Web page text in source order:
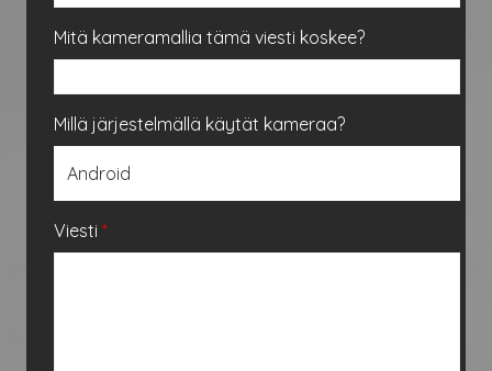
Mitä kameramallia tämä viesti koskee?
Millä järjestelmällä käytät kameraa?
Viesti *